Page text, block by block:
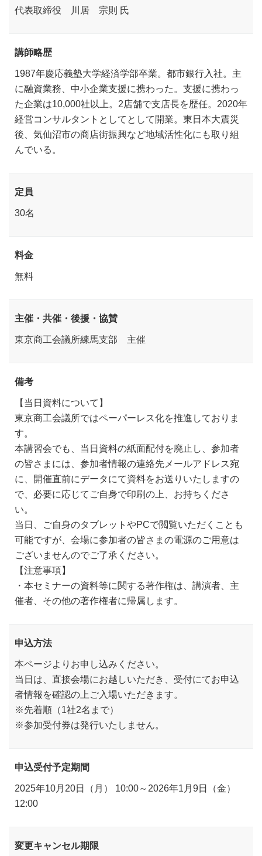
代表取締役 川居 宗則 氏
講師略歴
1987年慶応義塾大学経済学部卒業。都市銀行入社。主
に融資業務、中小企業支援に携わった。支援に携わっ
た企業は10,000社以上。2店舗で支店長を歴任。2020年
経営コンサルタントとしてとして開業。東日本大震災
後、気仙沼市の商店街振興など地域活性化にも取り組
んでいる。
定員
30名
料金
無料
主催・共催・後援・協賛
東京商工会議所練馬支部 主催
備考
【当日資料について】
東京商工会議所ではペーパーレス化を推進しておりま
す。
本講習会でも、当日資料の紙面配付を廃止し、参加者
の皆さまには、参加者情報の連絡先メールアドレス宛
に、開催直前にデータにて資料をお送りいたしますの
で、必要に応じてご自身で印刷の上、お持ちくださ
い。
当日、ご自身のタブレットやPCで閲覧いただくことも
可能ですが、会場に参加者の皆さまの電源のご用意は
ございませんのでご了承ください。
【注意事項】
・本セミナーの資料等に関する著作権は、講演者、主
催者、その他の著作権者に帰属します。
申込方法
本ページよりお申し込みください。
当日は、直接会場にお越しいただき、受付にてお申込
者情報を確認の上ご入場いただきます。
※先着順（1社2名まで）
※参加受付券は発行いたしません。
申込受付予定期間
2025年10月20日（月） 10:00～2026年1月9日（金）
12:00
変更キャンセル期限